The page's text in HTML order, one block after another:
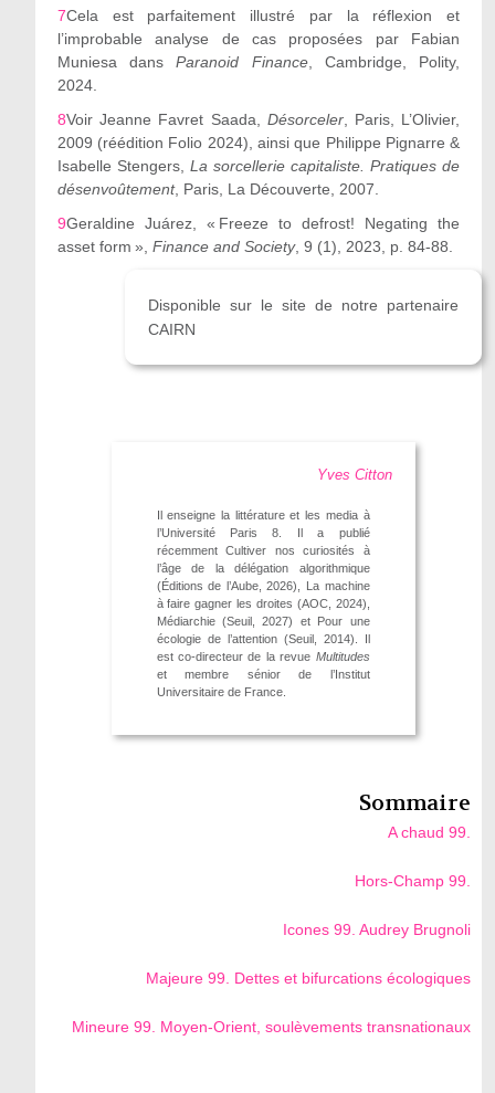
7Cela est parfaitement illustré par la réflexion et
l’improbable analyse de cas proposées par Fabian
Muniesa dansParanoid Finance, Cambridge, Polity,
2024.
8Voir Jeanne Favret Saada, Désorceler, Paris, L’Olivier,
2009 (réédition Folio 2024), ainsi que Philippe Pignarre &
Isabelle Stengers,La sorcellerie capitaliste. Pratiques de
désenvoûtement, Paris, La Découverte, 2007.
9Geraldine Juárez, « Freeze to defrost! Negating the
asset form », Finance and Society, 9 (1), 2023, p. 84-88.
Disponible sur le site de notre partenaire
CAIRN
Yves Citton
Il enseigne la littérature et les media à
l’Université Paris 8. Il a publié
récemment Cultiver nos curiosités à
l’âge de la délégation algorithmique
(Éditions de l’Aube, 2026), La machine
à faire gagner les droites (AOC, 2024),
Médiarchie (Seuil, 2027) et Pour une
écologie de l’attention (Seuil, 2014). Il
est co-directeur de la revue Multitudes
et membre sénior de l’Institut
Universitaire de France.
Sommaire
A chaud 99.
Hors-Champ 99.
Icones 99. Audrey Brugnoli
Majeure 99. Dettes et bifurcations écologiques
Mineure 99. Moyen-Orient, soulèvements transnationaux